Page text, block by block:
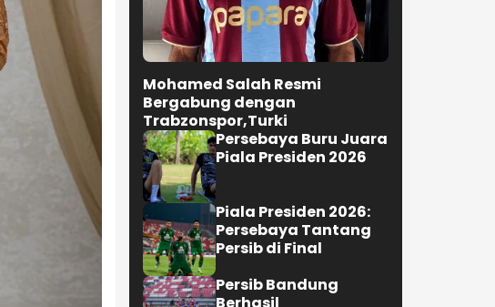
Mohamed Salah Resmi
Bergabung dengan
Trabzonspor,Turki
Persebaya Buru Juara
Piala Presiden 2026
Piala Presiden 2026:
Persebaya Tantang
Persib di Final
Persib Bandung
Berhasil